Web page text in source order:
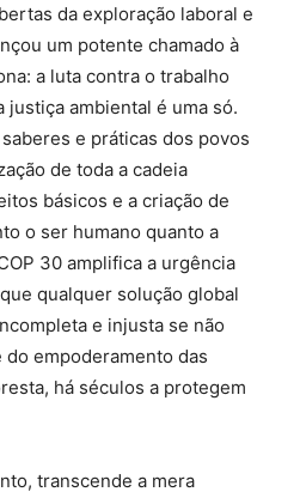
da exploração laboral e
um potente chamado à
a luta contra o trabalho
justiça ambiental é uma só.
e práticas dos povos
de toda a cadeia
básicos e a criação de
o ser humano quanto a
30 amplifica a urgência
qualquer solução global
e injusta se não
empoderamento das
há séculos a protegem
transcende a mera